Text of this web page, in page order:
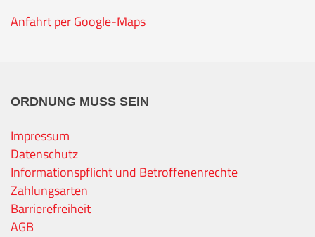
Anfahrt per Google-Maps
ORDNUNG MUSS SEIN
Impressum
Datenschutz
Informationspflicht und Betroffenenrechte
Zahlungsarten
Barrierefreiheit
AGB